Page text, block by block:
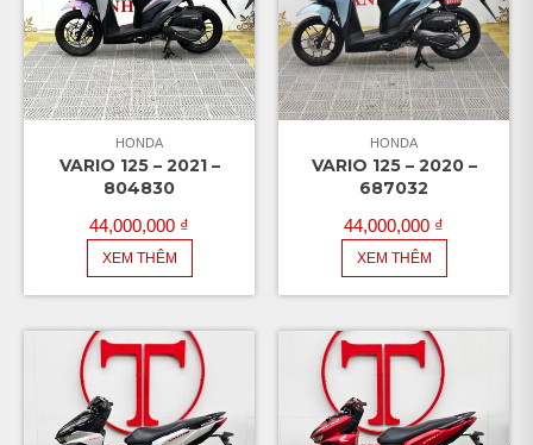
HONDA
VARIO 125 – 2021 –
804830
44,000,000 ₫
XEM THÊM
HONDA
VARIO 125 – 2020 –
687032
44,000,000 ₫
XEM THÊM